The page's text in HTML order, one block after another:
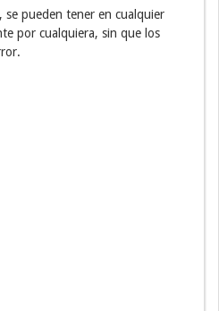
se pueden tener en cualquier
por cualquiera, sin que los